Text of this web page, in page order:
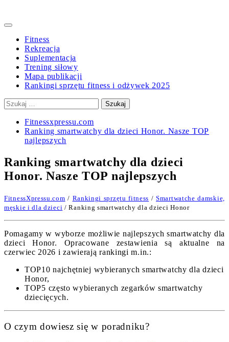
Primary
Fitness
Rekreacja
Suplementacja
Trening siłowy
Mapa publikacji
Rankingi sprzętu fitness i odżywek 2025
Szukaj:
Fitnessxpressu.com
Ranking smartwatchy dla dzieci Honor. Nasze TOP
najlepszych
Ranking smartwatchy dla dzieci
Honor. Nasze TOP najlepszych
FitnessXpressu.com / Rankingi sprzętu fitness /Smartwatche damskie,
męskie i dla dzieci / Ranking smartwatchy dla dzieci Honor
Pomagamy w wyborze możliwie najlepszych smartwatchy dla
dzieci Honor. Opracowane zestawienia są aktualne na
czerwiec 2026 i zawierają rankingi m.in.:
TOP10 najchętniej wybieranych smartwatchy dla dzieci
Honor,
TOP5 często wybieranych zegarków smartwatchy
dziecięcych.
O czym dowiesz się w poradniku?